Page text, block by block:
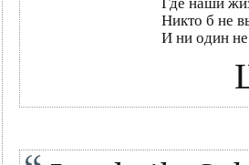
Никто б не
И ни один не